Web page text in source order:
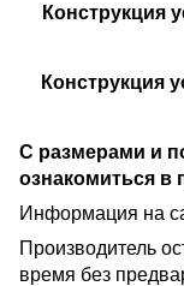
Конструкция
Конструкция
С размерами и
ознакомиться в
Информация на
Производитель
время без